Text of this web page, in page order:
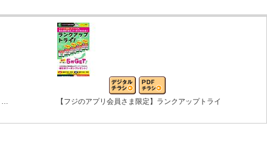
… 【フジのアプリ会員さま限定】ランクアップトライ